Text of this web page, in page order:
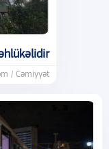
/ Cəmiyyət